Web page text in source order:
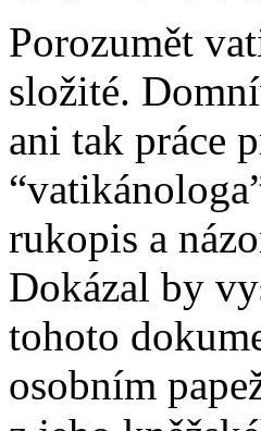
Porozumět
složité.
ani tak práce
rukopis a
Dokázal by
tohoto
osobním